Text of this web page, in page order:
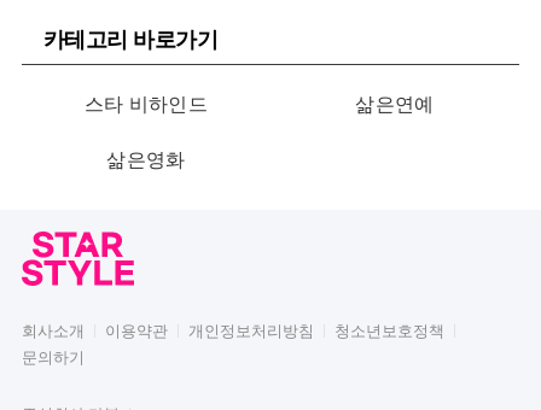
카테고리 바로가기
스타 비하인드 삶은연예
삶은영화
회사소개 이용약관 개인정보처리방침
청소년보호정책
문의하기